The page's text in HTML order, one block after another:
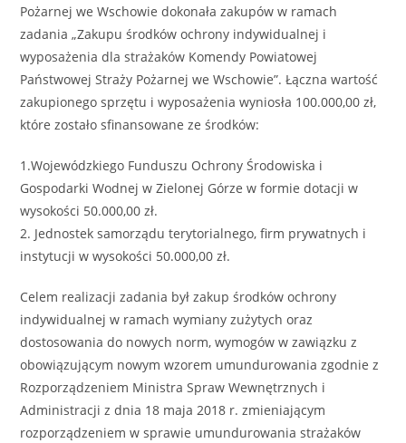
Pożarnej we Wschowie dokonała zakupów w ramach
zadania „Zakupu środków ochrony indywidualnej i
wyposażenia dla strażaków Komendy Powiatowej
Państwowej Straży Pożarnej we Wschowie”. Łączna wartość
zakupionego sprzętu i wyposażenia wyniosła 100.000,00 zł,
które zostało sfinansowane ze środków:
1.Wojewódzkiego Funduszu Ochrony Środowiska i
Gospodarki Wodnej w Zielonej Górze w formie dotacji w
wysokości 50.000,00 zł.
2. Jednostek samorządu terytorialnego, firm prywatnych i
instytucji w wysokości 50.000,00 zł.
Celem realizacji zadania był zakup środków ochrony
indywidualnej w ramach wymiany zużytych oraz
dostosowania do nowych norm, wymogów w zawiązku z
obowiązującym nowym wzorem umundurowania zgodnie z
Rozporządzeniem Ministra Spraw Wewnętrznych i
Administracji z dnia 18 maja 2018 r. zmieniającym
rozporządzeniem w sprawie umundurowania strażaków